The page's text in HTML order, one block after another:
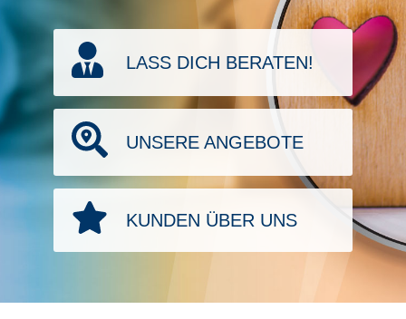
LASS DICH BERATEN!
UNSERE ANGEBOTE
KUNDEN ÜBER UNS